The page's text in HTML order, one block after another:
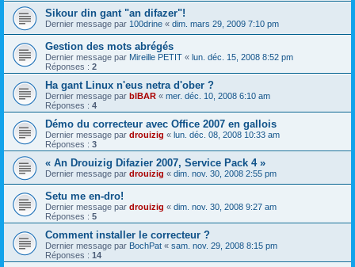
Sikour din gant "an difazer"!
Dernier message par 100drine « dim. mars 29, 2009 7:10 pm
Gestion des mots abrégés
Dernier message par Mireille PETIT « lun. déc. 15, 2008 8:52 pm
Réponses : 2
Ha gant Linux n'eus netra d'ober ?
Dernier message par bIBAR « mer. déc. 10, 2008 6:10 am
Réponses : 4
Démo du correcteur avec Office 2007 en gallois
Dernier message par drouizig « lun. déc. 08, 2008 10:33 am
Réponses : 3
« An Drouizig Difazier 2007, Service Pack 4 »
Dernier message par drouizig « dim. nov. 30, 2008 2:55 pm
Setu me en-dro!
Dernier message par drouizig « dim. nov. 30, 2008 9:27 am
Réponses : 5
Comment installer le correcteur ?
Dernier message par BochPat « sam. nov. 29, 2008 8:15 pm
Réponses : 14